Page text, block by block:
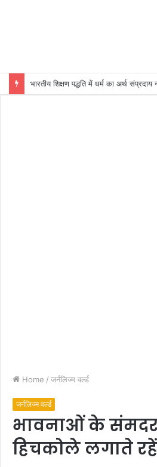
Home / जर्नलिज्म वर्ल्ड
जर्नलिज्म वर्ल्ड
भावनाओं के
हिचकोले लगाते